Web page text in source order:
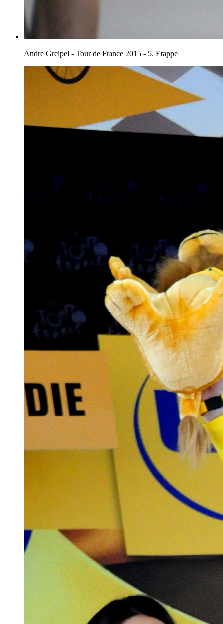
Andre Greipel - Tour de France 2015 - 5. Etappe